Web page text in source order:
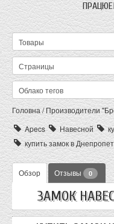
Головна/Производители
Apecs
Навесной
купить замок в
Обзор Отзывы 0
ЗАМОК